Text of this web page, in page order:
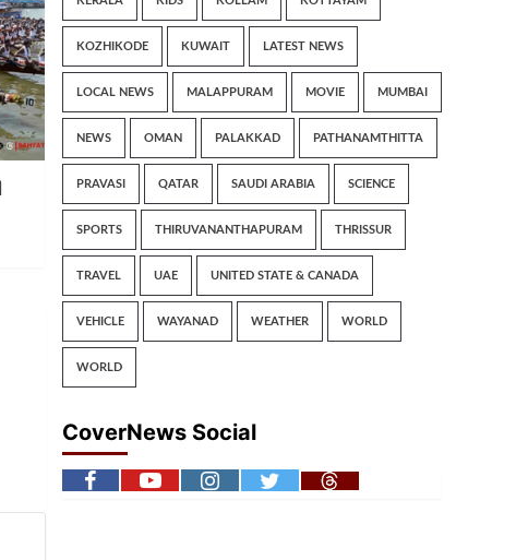
KOZHIKODE KUWAIT LATEST NEWS
LOCAL NEWS MALAPPURAM MOVIE MUMBAI
NEWS OMAN PALAKKAD PATHANAMTHITTA
PRAVASI QATAR SAUDI ARABIA SCIENCE
SPORTS THIRUVANANTHAPURAM THRISSUR
TRAVEL UAE UNITED STATE & CANADA
VEHICLE WAYANAD WEATHER WORLD
WORLD
CoverNews Social